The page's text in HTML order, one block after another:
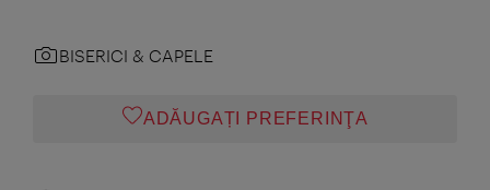
BISERICI & CAPELE
ADĂUGAȚI PREFERINŢA